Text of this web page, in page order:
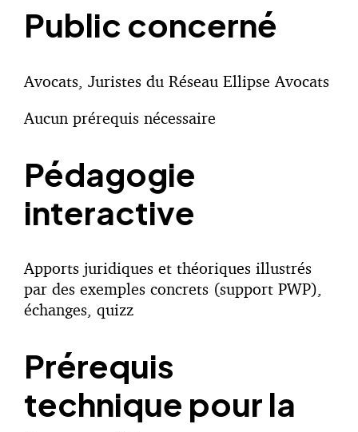
Public concerné
Avocats, Juristes du Réseau Ellipse Avocats
Aucun prérequis nécessaire
Pédagogie
interactive
Apports juridiques et théoriques illustrés
par des exemples concrets (support PWP),
échanges, quizz
Prérequis
technique pour la